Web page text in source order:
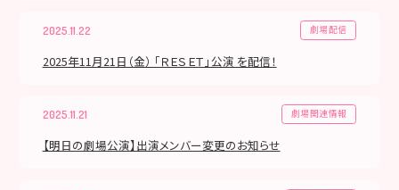
2025.11.22 劇場配信
2025年11月21日（金） 「ＲＥＳＥＴ」公演 を配信！
2025.11.21 劇場関連情報
【明日の劇場公演】出演メンバー変更のお知らせ